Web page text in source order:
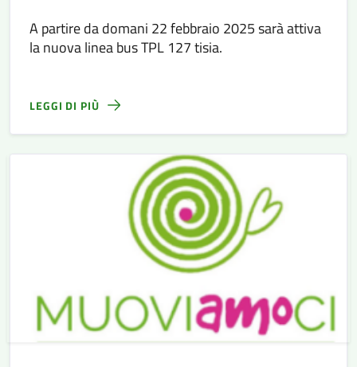
A partire da domani 22 febbraio 2025 sarà attiva
la nuova linea bus TPL 127 tisia.
LEGGI DI PIÙ